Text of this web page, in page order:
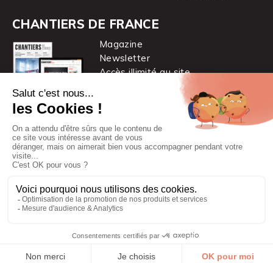
CHANTIERS DE FRANCE
Magazine
Newsletter
Accès illimité au site
Chantiers de France est une marque
| Mentions légales
Protection des données personnelles
Cookies